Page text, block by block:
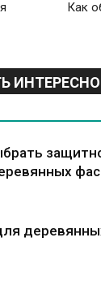
Как
ИНТЕРЕСНО